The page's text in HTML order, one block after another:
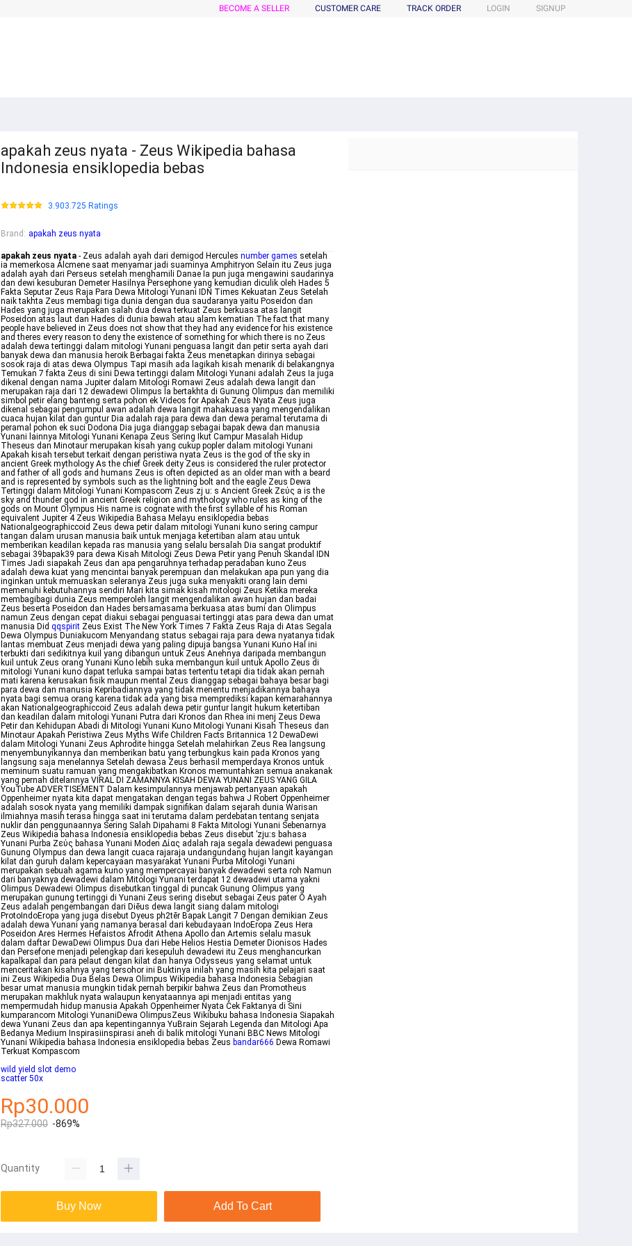
BECOME A SELLER CUSTOMER CARE TRACK ORDER LOGIN SIGNUP
apakah zeus nyata - Zeus Wikipedia bahasa
Indonesia ensiklopedia bebas
3.903.725 Ratings
Brand : apakah zeus nyata
apakah zeus nyata - Zeus adalah ayah dari demigod Hercules number games setelah
ia memerkosa Alcmene saat menyamar jadi suaminya Amphitryon Selain itu Zeus juga
adalah ayah dari Perseus setelah menghamili Danae Ia pun juga mengawini saudarinya
dan dewi kesuburan Demeter Hasilnya Persephone yang kemudian diculik oleh Hades 5
Fakta Seputar Zeus Raja Para Dewa Mitologi Yunani IDN Times Kekuatan Zeus Setelah
naik takhta Zeus membagi tiga dunia dengan dua saudaranya yaitu Poseidon dan
Hades yang juga merupakan salah dua dewa terkuat Zeus berkuasa atas langit
Poseidon atas laut dan Hades di dunia bawah atau alam kematian The fact that many
people have believed in Zeus does not show that they had any evidence for his existence
and theres every reason to deny the existence of something for which there is no Zeus
adalah dewa tertinggi dalam mitologi Yunani penguasa langit dan petir serta ayah dari
banyak dewa dan manusia heroik Berbagai fakta Zeus menetapkan dirinya sebagai
sosok raja di atas dewa Olympus Tapi masih ada lagikah kisah menarik di belakangnya
Temukan 7 fakta Zeus di sini Dewa tertinggi dalam Mitologi Yunani adalah Zeus Ia juga
dikenal dengan nama Jupiter dalam Mitologi Romawi Zeus adalah dewa langit dan
merupakan raja dari 12 dewadewi Olimpus Ia bertakhta di Gunung Olimpus dan memiliki
simbol petir elang banteng serta pohon ek Videos for Apakah Zeus Nyata Zeus juga
dikenal sebagai pengumpul awan adalah dewa langit mahakuasa yang mengendalikan
cuaca hujan kilat dan guntur Dia adalah raja para dewa dan dewa peramal terutama di
peramal pohon ek suci Dodona Dia juga dianggap sebagai bapak dewa dan manusia
Yunani lainnya Mitologi Yunani Kenapa Zeus Sering Ikut Campur Masalah Hidup
Theseus dan Minotaur merupakan kisah yang cukup popler dalam mitologi Yunani
Apakah kisah tersebut terkait dengan peristiwa nyata Zeus is the god of the sky in
ancient Greek mythology As the chief Greek deity Zeus is considered the ruler protector
and father of all gods and humans Zeus is often depicted as an older man with a beard
and is represented by symbols such as the lightning bolt and the eagle Zeus Dewa
Tertinggi dalam Mitologi Yunani Kompascom Zeus zj uː s Ancient Greek Ζεύς a is the
sky and thunder god in ancient Greek religion and mythology who rules as king of the
gods on Mount Olympus His name is cognate with the first syllable of his Roman
equivalent Jupiter 4 Zeus Wikipedia Bahasa Melayu ensiklopedia bebas
Nationalgeographiccoid Zeus dewa petir dalam mitologi Yunani kuno sering campur
tangan dalam urusan manusia baik untuk menjaga ketertiban alam atau untuk
memberikan keadilan kepada ras manusia yang selalu bersalah Dia sangat produktif
sebagai 39bapak39 para dewa Kisah Mitologi Zeus Dewa Petir yang Penuh Skandal IDN
Times Jadi siapakah Zeus dan apa pengaruhnya terhadap peradaban kuno Zeus
adalah dewa kuat yang mencintai banyak perempuan dan melakukan apa pun yang dia
inginkan untuk memuaskan seleranya Zeus juga suka menyakiti orang lain demi
memenuhi kebutuhannya sendiri Mari kita simak kisah mitologi Zeus Ketika mereka
membagibagi dunia Zeus memperoleh langit mengendalikan awan hujan dan badai
Zeus beserta Poseidon dan Hades bersamasama berkuasa atas bumi dan Olimpus
namun Zeus dengan cepat diakui sebagai penguasai tertinggi atas para dewa dan umat
manusia Did qqspirit Zeus Exist The New York Times 7 Fakta Zeus Raja di Atas Segala
Dewa Olympus Duniakucom Menyandang status sebagai raja para dewa nyatanya tidak
lantas membuat Zeus menjadi dewa yang paling dipuja bangsa Yunani Kuno Hal ini
terbukti dari sedikitnya kuil yang dibangun untuk Zeus Anehnya daripada membangun
kuil untuk Zeus orang Yunani Kuno lebih suka membangun kuil untuk Apollo Zeus di
mitologi Yunani kuno dapat terluka sampai batas tertentu tetapi dia tidak akan pernah
mati karena kerusakan fisik maupun mental Zeus dianggap sebagai bahaya besar bagi
para dewa dan manusia Kepribadiannya yang tidak menentu menjadikannya bahaya
nyata bagi semua orang karena tidak ada yang bisa memprediksi kapan kemarahannya
akan Nationalgeographiccoid Zeus adalah dewa petir guntur langit hukum ketertiban
dan keadilan dalam mitologi Yunani Putra dari Kronos dan Rhea ini menj Zeus Dewa
Petir dan Kehidupan Abadi di Mitologi Yunani Kuno Mitologi Yunani Kisah Theseus dan
Minotaur Apakah Peristiwa Zeus Myths Wife Children Facts Britannica 12 DewaDewi
dalam Mitologi Yunani Zeus Aphrodite hingga Setelah melahirkan Zeus Rea langsung
menyembunyikannya dan memberikan batu yang terbungkus kain pada Kronos yang
langsung saja menelannya Setelah dewasa Zeus berhasil memperdaya Kronos untuk
meminum suatu ramuan yang mengakibatkan Kronos memuntahkan semua anakanak
yang pernah ditelannya VIRAL DI ZAMANNYA KISAH DEWA YUNANI ZEUS YANG GILA
YouTube ADVERTISEMENT Dalam kesimpulannya menjawab pertanyaan apakah
Oppenheimer nyata kita dapat mengatakan dengan tegas bahwa J Robert Oppenheimer
adalah sosok nyata yang memiliki dampak signifikan dalam sejarah dunia Warisan
ilmiahnya masih terasa hingga saat ini terutama dalam perdebatan tentang senjata
nuklir dan penggunaannya Sering Salah Dipahami 8 Fakta Mitologi Yunani Sebenarnya
Zeus Wikipedia bahasa Indonesia ensiklopedia bebas Zeus disebut ˈzjuːs bahasa
Yunani Purba Ζεύς bahasa Yunani Moden Δίας adalah raja segala dewadewi penguasa
Gunung Olympus dan dewa langit cuaca rajaraja undangundang hujan langit kayangan
kilat dan guruh dalam kepercayaan masyarakat Yunani Purba Mitologi Yunani
merupakan sebuah agama kuno yang mempercayai banyak dewadewi serta roh Namun
dari banyaknya dewadewi dalam Mitologi Yunani terdapat 12 dewadewi utama yakni
Olimpus Dewadewi Olimpus disebutkan tinggal di puncak Gunung Olimpus yang
merupakan gunung tertinggi di Yunani Zeus sering disebut sebagai Zeus pater O Ayah
Zeus adalah pengembangan dari Diēus dewa langit siang dalam mitologi
ProtoIndoEropa yang juga disebut Dyeus ph2tēr Bapak Langit 7 Dengan demikian Zeus
adalah dewa Yunani yang namanya berasal dari kebudayaan IndoEropa Zeus Hera
Poseidon Ares Hermes Hefaistos Afrodit Athena Apollo dan Artemis selalu masuk
dalam daftar DewaDewi Olimpus Dua dari Hebe Helios Hestia Demeter Dionisos Hades
dan Persefone menjadi pelengkap dari kesepuluh dewadewi itu Zeus menghancurkan
kapalkapal dan para pelaut dengan kilat dan hanya Odysseus yang selamat untuk
menceritakan kisahnya yang tersohor ini Buktinya inilah yang masih kita pelajari saat
ini Zeus Wikipedia Dua Belas Dewa Olimpus Wikipedia bahasa Indonesia Sebagian
besar umat manusia mungkin tidak pernah berpikir bahwa Zeus dan Promotheus
merupakan makhluk nyata walaupun kenyataannya api menjadi entitas yang
mempermudah hidup manusia Apakah Oppenheimer Nyata Cek Faktanya di Sini
kumparancom Mitologi YunaniDewa OlimpusZeus Wikibuku bahasa Indonesia Siapakah
dewa Yunani Zeus dan apa kepentingannya YuBrain Sejarah Legenda dan Mitologi Apa
Bedanya Medium Inspirasiinspirasi aneh di balik mitologi Yunani BBC News Mitologi
Yunani Wikipedia bahasa Indonesia ensiklopedia bebas Zeus bandar666 Dewa Romawi
Terkuat Kompascom
wild yield slot demo
scatter 50x
Rp30.000
Rp327.000 -869%
Quantity
Buy Now Add To Cart